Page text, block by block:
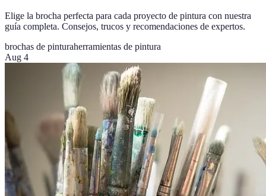
Elige la brocha perfecta para cada proyecto de pintura con nuestra
guía completa. Consejos, trucos y recomendaciones de expertos.
brochas de pinturaherramientas de pintura
Aug 4